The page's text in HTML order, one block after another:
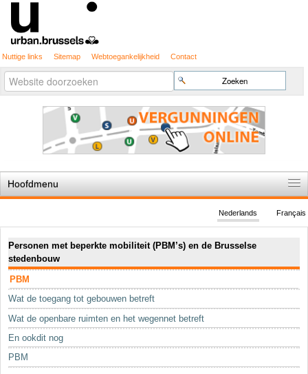
Nuttige links Sitemap Webtoegankelijkheid Contact
Zoek
Geavanceerd
zoeken...
Hoofdmenu
De spelregels
Stedenbouwkundige vergunning
Cartografie
Studies en publicaties
Sleutelwoorden
Stedenbouwkundige inlichtingen
Français
Nederlands
Personen met beperkte mobiliteit (PBM’s) en de Brusselse
stedenbouw
PBM
Wat de toegang tot gebouwen betreft
Wat de openbare ruimten en het wegennet betreft
En ookdit nog
PBM